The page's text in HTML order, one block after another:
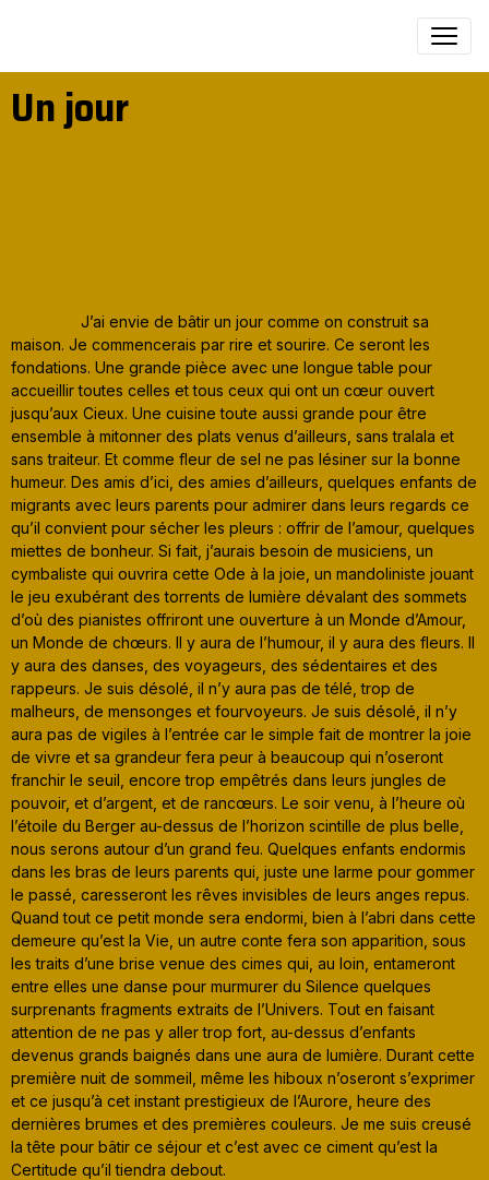
Un jour
J’ai envie de bâtir un jour comme on construit sa
maison. Je commencerais par rire et sourire. Ce seront les
fondations. Une grande pièce avec une longue table pour
accueillir toutes celles et tous ceux qui ont un cœur ouvert
jusqu’aux Cieux. Une cuisine toute aussi grande pour être
ensemble à mitonner des plats venus d’ailleurs, sans tralala et
sans traiteur. Et comme fleur de sel ne pas lésiner sur la bonne
humeur. Des amis d’ici, des amies d’ailleurs, quelques enfants de
migrants avec leurs parents pour admirer dans leurs regards ce
qu’il convient pour sécher les pleurs : offrir de l’amour, quelques
miettes de bonheur. Si fait, j’aurais besoin de musiciens, un
cymbaliste qui ouvrira cette Ode à la joie, un mandoliniste jouant
le jeu exubérant des torrents de lumière dévalant des sommets
d’où des pianistes offriront une ouverture à un Monde d’Amour,
un Monde de chœurs. Il y aura de l’humour, il y aura des fleurs. Il
y aura des danses, des voyageurs, des sédentaires et des
rappeurs. Je suis désolé, il n’y aura pas de télé, trop de
malheurs, de mensonges et fourvoyeurs. Je suis désolé, il n’y
aura pas de vigiles à l’entrée car le simple fait de montrer la joie
de vivre et sa grandeur fera peur à beaucoup qui n’oseront
franchir le seuil, encore trop empêtrés dans leurs jungles de
pouvoir, et d’argent, et de rancœurs. Le soir venu, à l’heure où
l’étoile du Berger au-dessus de l’horizon scintille de plus belle,
nous serons autour d’un grand feu. Quelques enfants endormis
dans les bras de leurs parents qui, juste une larme pour gommer
le passé, caresseront les rêves invisibles de leurs anges repus.
Quand tout ce petit monde sera endormi, bien à l’abri dans cette
demeure qu’est la Vie, un autre conte fera son apparition, sous
les traits d’une brise venue des cimes qui, au loin, entameront
entre elles une danse pour murmurer du Silence quelques
surprenants fragments extraits de l’Univers. Tout en faisant
attention de ne pas y aller trop fort, au-dessus d’enfants
devenus grands baignés dans une aura de lumière. Durant cette
première nuit de sommeil, même les hiboux n’oseront s’exprimer
et ce jusqu’à cet instant prestigieux de l’Aurore, heure des
dernières brumes et des premières couleurs. Je me suis creusé
la tête pour bâtir ce séjour et c’est avec ce ciment qu’est la
Certitude qu’il tiendra debout.